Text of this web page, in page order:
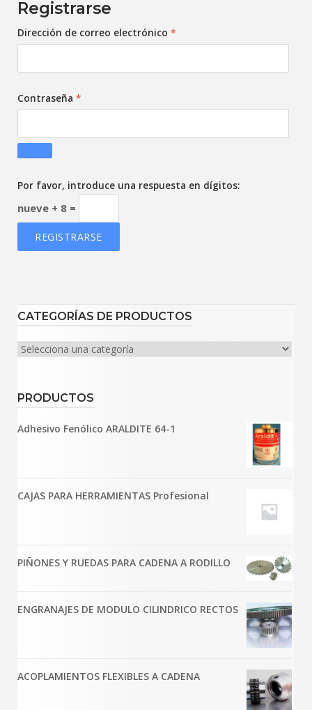
Registrarse
Dirección de correo electrónico *Obligatorio
Contraseña *Obligatorio
Por favor, introduce una respuesta en dígitos:
nueve + 8 =
REGISTRARSE
CATEGORÍAS DE PRODUCTOS
PRODUCTOS
Adhesivo Fenólico ARALDITE 64-1
CAJAS PARA HERRAMIENTAS Profesional
PIÑONES Y RUEDAS PARA CADENA A RODILLO
ENGRANAJES DE MODULO CILINDRICO RECTOS
ACOPLAMIENTOS FLEXIBLES A CADENA